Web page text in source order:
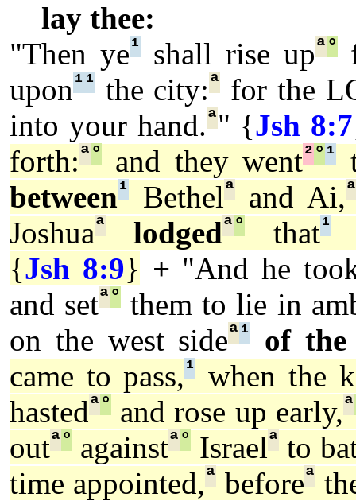
lay thee:
"Then ye¹shall rise upª°
upon¹ ¹ the city:ª for the
into your hand.ª" {Jsh 8:7
forth:ª° and they went²° ¹
between¹ Bethelª and Ai,ª
Joshuaª lodgedª° that¹
{Jsh 8:9} + "And he
and setª° them to lie in
on the west sideª¹
of
came to pass,¹
when the
hastedª° and rose up early,ª
outª° againstª° Israelª to
time appointed,ª beforeª